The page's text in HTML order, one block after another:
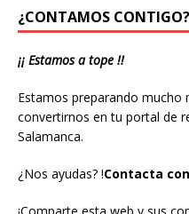
¿CONTAMOS CONTIGO?
¡¡ Estamos a tope !!
Estamos preparando mucho
convertirnos en tu portal de
Salamanca.
¿Nos ayudas? !Contacta
¡Comparte esta web y sus